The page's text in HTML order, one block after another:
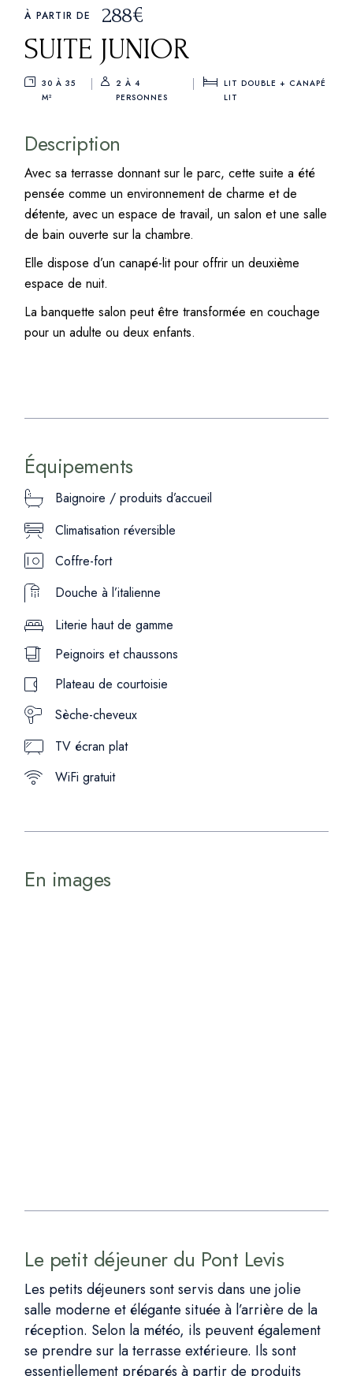
À PARTIR DE €
288
SUITE JUNIOR
30 À 35
M²
2 À 4
PERSONNES
LIT DOUBLE + CANAPÉ
LIT
Description
Avec sa terrasse donnant sur le parc, cette suite a été
pensée comme un environnement de charme et de
détente, avec un espace de travail, un salon et une salle
de bain ouverte sur la chambre.
Elle dispose d’un canapé-lit pour offrir un deuxième
espace de nuit.
La banquette salon peut être transformée en couchage
pour un adulte ou deux enfants.
Équipements
Baignoire / produits d’accueil
Climatisation réversible
Coffre-fort
Douche à l’italienne
Literie haut de gamme
Peignoirs et chaussons
Plateau de courtoisie
Sèche-cheveux
TV écran plat
WiFi gratuit
En images
Le petit déjeuner du Pont Levis
Les petits déjeuners sont servis dans une jolie
salle moderne et élégante située à l’arrière de la
réception. Selon la météo, ils peuvent également
se prendre sur la terrasse extérieure. Ils sont
essentiellement préparés à partir de produits